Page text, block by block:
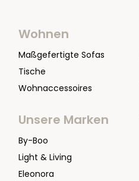
Wohnen
Maßgefertigte Sofas
Tische
Wohnaccessoires
Unsere Marken
By-Boo
Light & Living
Eleonora